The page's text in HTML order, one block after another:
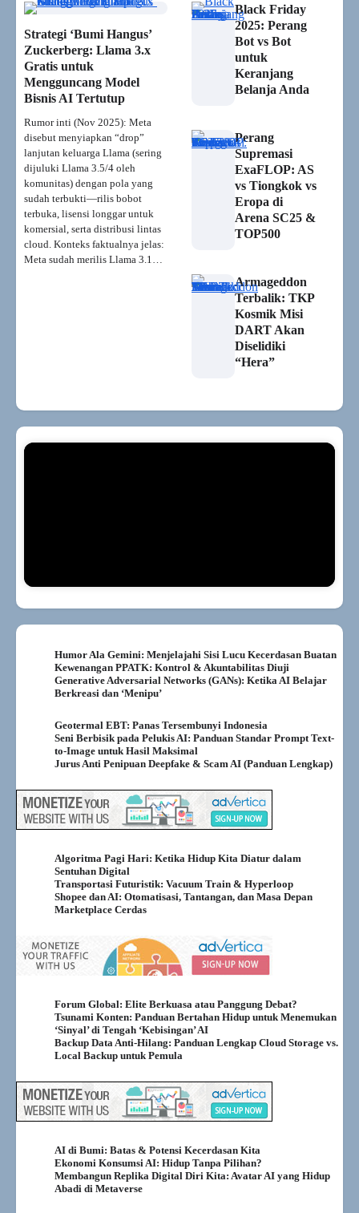
Strategi ‘Bumi Hangus’
Zuckerberg: Llama 3.x
Gratis untuk
Mengguncang Model
Bisnis AI Tertutup
Rumor inti (Nov 2025): Meta
disebut menyiapkan “drop”
lanjutan keluarga Llama (sering
dijuluki Llama 3.5/4 oleh
komunitas) dengan pola yang
sudah terbukti—rilis bobot
terbuka, lisensi longgar untuk
komersial, serta distribusi lintas
cloud. Konteks faktualnya jelas:
Meta sudah merilis Llama 3.1…
Black Friday
2025: Perang
Bot vs Bot
untuk
Keranjang
Belanja Anda
Perang
Supremasi
ExaFLOP: AS
vs Tiongkok vs
Eropa di
Arena SC25 &
TOP500
Armageddon
Terbalik: TKP
Kosmik Misi
DART Akan
Diselidiki
“Hera”
Humor Ala Gemini: Menjelajahi Sisi Lucu Kecerdasan Buatan
Kewenangan PPATK: Kontrol & Akuntabilitas Diuji
Generative Adversarial Networks (GANs): Ketika AI Belajar
Berkreasi dan ‘Menipu’
Geotermal EBT: Panas Tersembunyi Indonesia
Seni Berbisik pada Pelukis AI: Panduan Standar Prompt Text-
to-Image untuk Hasil Maksimal
Jurus Anti Penipuan Deepfake & Scam AI (Panduan Lengkap)
Algoritma Pagi Hari: Ketika Hidup Kita Diatur dalam
Sentuhan Digital
Transportasi Futuristik: Vacuum Train & Hyperloop
Shopee dan AI: Otomatisasi, Tantangan, dan Masa Depan
Marketplace Cerdas
Forum Global: Elite Berkuasa atau Panggung Debat?
Tsunami Konten: Panduan Bertahan Hidup untuk Menemukan
‘Sinyal’ di Tengah ‘Kebisingan’ AI
Backup Data Anti-Hilang: Panduan Lengkap Cloud Storage vs.
Local Backup untuk Pemula
AI di Bumi: Batas & Potensi Kecerdasan Kita
Ekonomi Konsumsi AI: Hidup Tanpa Pilihan?
Membangun Replika Digital Diri Kita: Avatar AI yang Hidup
Abadi di Metaverse